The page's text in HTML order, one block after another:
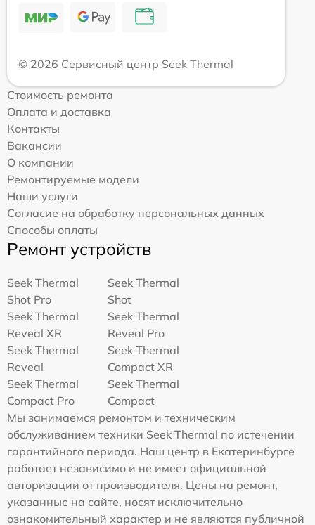
© 2026 Сервисный центр Seek Thermal
Стоимость ремонта
Оплата и доставка
Контакты
Вакансии
О компании
Ремонтируемые модели
Наши услуги
Согласие на обработку персональных данных
Способы оплаты
Ремонт устройств
Seek Thermal
Shot Pro
Seek Thermal
Shot
Seek Thermal
Reveal XR
Seek Thermal
Reveal Pro
Seek Thermal
Reveal
Seek Thermal
Compact XR
Seek Thermal
Compact Pro
Seek Thermal
Compact
Мы занимаемся ремонтом и техническим
обслуживанием техники Seek Thermal по истечении
гарантийного периода. Наш центр в Екатеринбурге
работает независимо и не имеет официальной
авторизации от производителя. Цены на ремонт,
указанные на сайте, носят исключительно
ознакомительный характер и не являются публичной